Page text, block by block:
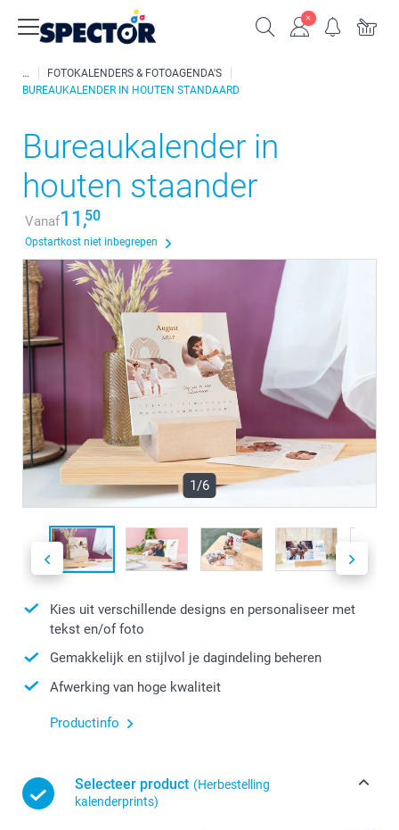
FOTOKALENDERS & FOTOAGENDA'S
BUREAUKALENDER IN HOUTEN STANDAARD
Bureaukalender in
houten staander
Vanaf11,50
Opstartkost niet inbegrepen
1/6
Kies uit verschillende designs en personaliseer met
tekst en/of foto
Gemakkelijk en stijlvol je dagindeling beheren
Afwerking van hoge kwaliteit
Productinfo
Selecteer product (Herbestelling
kalenderprints)